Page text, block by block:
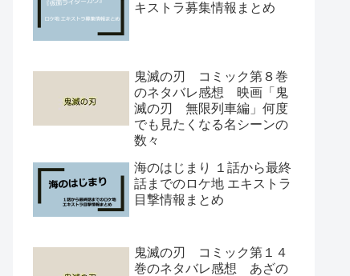
キストラ募集情報まとめ
鬼滅の刃 コミック第８巻
のネタバレ感想 映画「鬼
滅の刃 無限列車編」何度
でも見たくなる名シーンの
数々
海のはじまり １話から最終
話までのロケ地 エキストラ
目撃情報まとめ
鬼滅の刃 コミック第１４
巻のネタバレ感想 あざの